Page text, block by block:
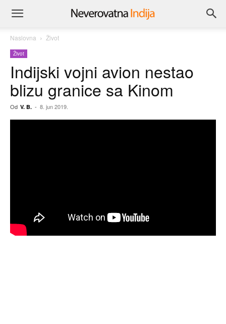
Naslovna Život
Život
Indijski vojni avion nestao
blizu granice sa Kinom
Od V. B. - 8. jun 2019.